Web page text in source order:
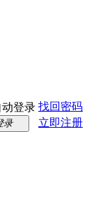
动登录 找回密码
录
立即注册